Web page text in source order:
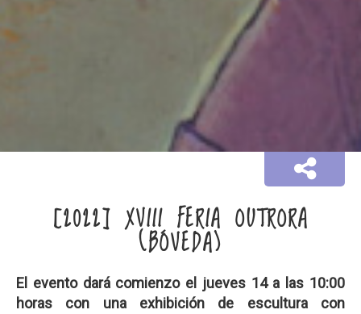
[2022] XVIII FERIA OUTRORA
(BÓVEDA)
El evento dará comienzo el jueves 14 a las 10:00
horas con una exhibición de escultura con